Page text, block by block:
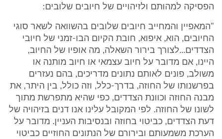
הפסיקה למהותם ולזיהויים של חיובים שלובים:
"המאפיין והמחייב חיובים שלובים בהשוואה לשאר סוגי
החיובים, הוא, איפוא, חובת הקיום הבו-זמני של חיובי
הצדדים...לצורך בירור השאלה, מה אופיו של החיוב,
היינו, אם מדובר על חיוב עצמאי או חיוב מותנה או
משולב, פונים לאותם נתונים מדריכים, בהם נעזרים
בפרשנותו של החוזה, בדרך-כלל, וזה כולל, בין היתר, את
מבנה החוזה וכוונת הצדדים, כפי שהיא מתפרשת מתוך
לשונו של החוזה. לפי המקובל עלינו אנו דנים בזיהויה של
דעת הצדדים, כביטוי בחוזה ובנסיבות העניין. מדובר על
הערכת משמעותם ובירורם של הנתונים החוזיים כביטוי